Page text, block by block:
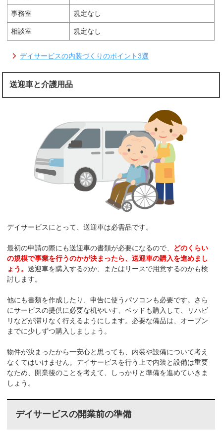
事務室 規定なし
相談室 規定なし
デイサービスの内装づくりのポイント3選
送迎車と介護用品
デイサービスにとって、送迎車は必需品です。
最初の申請の際にも送迎車の書類が必要になるので、 どのくらい
の規模で事業を行うのかが決まったら、送迎車の購入を進めまし
ょう。送迎車を購入するのか、またはリースで用意するのかも検
討します。
他にも書類を作成したり、申告に使うパソコンも必要です。さら
にサービスの提供に必要な机やいす、ベッドも購入して、リハビ
リなどが滞りなく行えるようにします。必要な備品は、オープン
までに少しずつ購入しましょう。
物件が決まったから一安心と思っても、内装や設備について考え
なくてはいけません。デイサービスを行う上で内装と設備は重要
なため、開業後のことを考えて、しっかりと準備を進めていきま
しょう。
デイサービスの開業前の準備